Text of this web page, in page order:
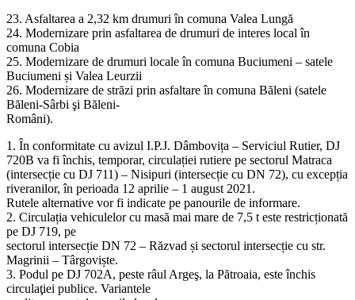
23. Asfaltarea a 2,32 km drumuri în comuna Valea Lungă
24. Modernizare prin asfaltarea de drumuri de interes local în
comuna Cobia
25. Modernizare de drumuri locale în comuna Buciumeni – satele
Buciumeni și Valea Leurzii
26. Modernizare de străzi prin asfaltare în comuna Băleni (satele
Băleni-Sârbi şi Băleni-
Români).
1. În conformitate cu avizul I.P.J. Dâmbovița – Serviciul Rutier, DJ
720B va fi închis, temporar, circulației rutiere pe sectorul Matraca
(intersecție cu DJ 711) – Nisipuri (intersecție cu DN 72), cu excepția
riveranilor, în perioada 12 aprilie – 1 august 2021.
Rutele alternative vor fi indicate pe panourile de informare.
2. Circulația vehiculelor cu masă mai mare de 7,5 t este restricționată
pe DJ 719, pe
sectorul intersecție DN 72 – Răzvad și sectorul intersecție cu str.
Magrinii – Târgoviște.
3. Podul pe DJ 702A, peste râul Argeş, la Pătroaia, este închis
circulaţiei publice. Variantele